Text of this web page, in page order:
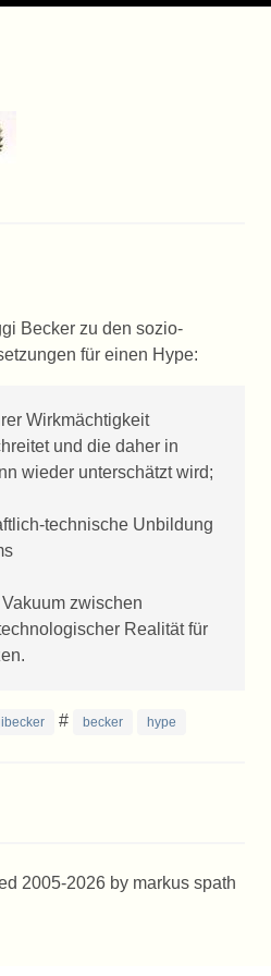
Becker zu den sozio-
für einen Hype:
Wirkmächtigkeit
und die daher in
wieder unterschätzt wird;
technische Unbildung
zwischen
Realität für
# becker hype
2005-2026 by markus spath